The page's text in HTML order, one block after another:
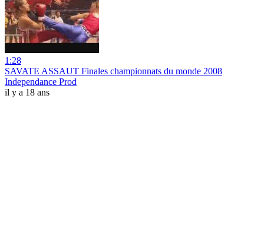
1:28
SAVATE ASSAUT Finales championnats du monde 2008
Independance Prod
il y a 18 ans